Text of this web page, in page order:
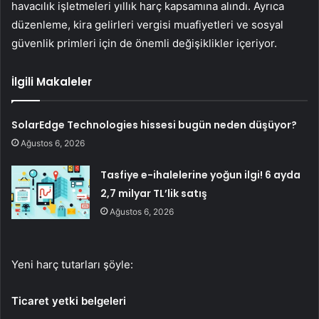
havacılık işletmeleri yıllık harç kapsamına alındı. Ayrıca
düzenleme, kira gelirleri vergisi muafiyetleri ve sosyal
güvenlik primleri için de önemli değişiklikler içeriyor.
İlgili Makaleler
SolarEdge Technologies hissesi bugün neden düşüyor?
Ağustos 6, 2026
Tasfiye e-ihalelerine yoğun ilgi! 6 ayda
2,7 milyar TL’lik satış
Ağustos 6, 2026
Yeni harç tutarları şöyle:
Ticaret yetki belgeleri